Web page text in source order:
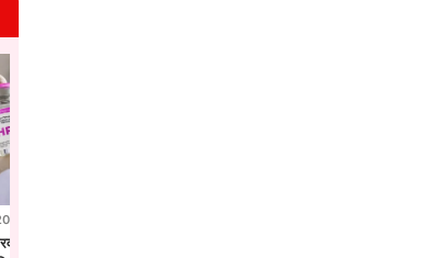
से एचपीवी टीकाकरण अभियान,